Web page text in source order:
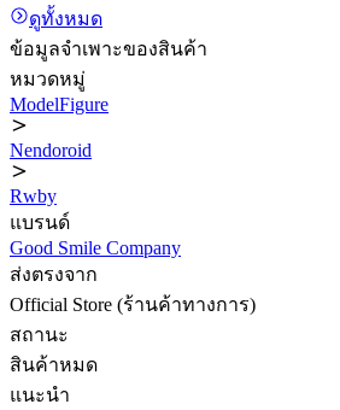
ดูทั้งหมด
ข้อมูลจำเพาะของสินค้า
หมวดหมู่
ModelFigure
Nendoroid
Rwby
แบรนด์
Good Smile Company
ส่งตรงจาก
Official Store (ร้านค้าทางการ)
สถานะ
สินค้าหมด
แนะนำ